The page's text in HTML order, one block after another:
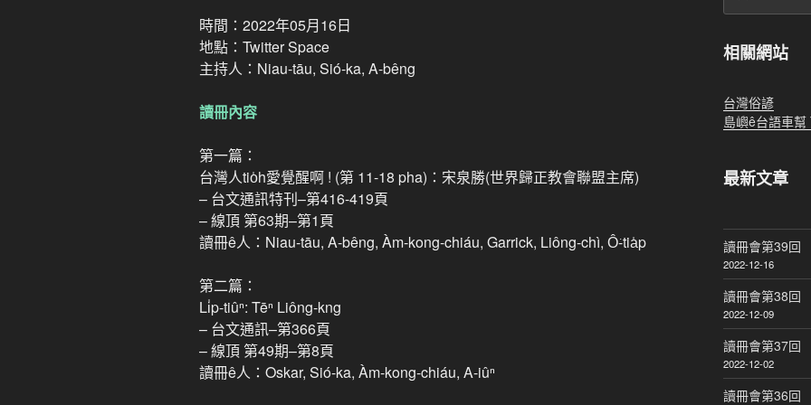
時間：2022年05月16日
地點：Twitter Space
主持人：Niau-tāu, Sió-ka, A-bêng
讀冊內容
第一篇：
台灣人tio̍h愛覺醒啊 ! (第 11-18 pha)：宋泉勝(世界歸正教會聯盟主席)
– 台文通訊特刊–第416-419頁
– 線頂 第63期–第1頁
讀冊ê人：Niau-tāu, A-bêng, Àm-kong-chiáu, Garrick, Liông-chì, Ô͘-tia̍p
第二篇：
Li̍p-tiûⁿ: Tēⁿ Liông-kng
– 台文通訊–第366頁
– 線頂 第49期–第8頁
讀冊ê人：Oskar, Sió-ka, Àm-kong-chiáu, A-iûⁿ
相關網站
台灣俗諺
島嶼ê台語車
最新文章
讀冊會第39回
2022-12-16
讀冊會第38回
2022-12-09
讀冊會第37回
2022-12-02
讀冊會第36回